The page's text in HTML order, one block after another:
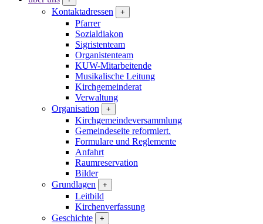
Kontaktadressen +
Pfarrer
Sozialdiakon
Sigristenteam
Organistenteam
KUW-Mitarbeitende
Musikalische Leitung
Kirchgemeinderat
Verwaltung
Organisation
+
Kirchgemeindeversammlung
Gemeindeseite reformiert.
Formulare und Reglemente
Anfahrt
Raumreservation
Bilder
Grundlagen
+
Leitbild
Kirchenverfassung
Geschichte
+